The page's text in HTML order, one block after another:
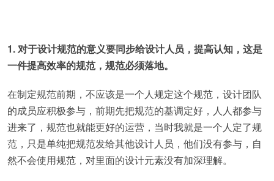
1. 对于设计规范的意义要同步给设计人员，提高认知，这是
一件提高效率的规范，规范必须落地。
在制定规范前期，不应该是一个人规定这个规范，设计团队
的成员应积极参与，前期先把规范的基调定好，人人都参与
进来了，规范也就能更好的运营，当时我就是一个人定了规
范，只是单纯把规范发给其他设计人员，他们没有参与，自
然不会使用规范，对里面的设计元素没有加深理解。